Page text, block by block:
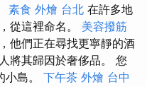
素食 外燴 台北 在許多地
從這裡命名。 美容撥筋
他們正在尋找更寧靜的酒
將其歸因於奢侈品。 您
島。 下午茶 外燴 台中